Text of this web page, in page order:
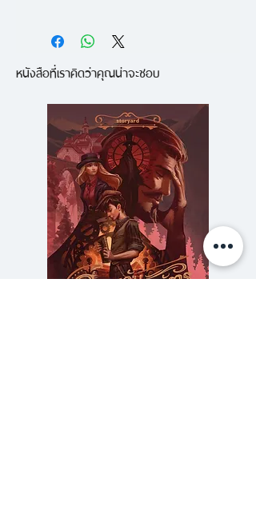
เกิดมามีปีกเล็กๆ ติดตัวมาตั้งแต่เกิด
เธอมีความฝันที่อยากจะบินให้ได้ และ
เฝ้าฝึกฝนพยายามวันแล้ววันเล่า แต่
ก็มีอุปสรรคอันยิ่งใหญ่ที่ขวางทาง
เธออยู่ นั่นก็คือสังคมหมูรอบข้าง
หนังสือที่เราคิดว่าคุณน่าจะชอบ